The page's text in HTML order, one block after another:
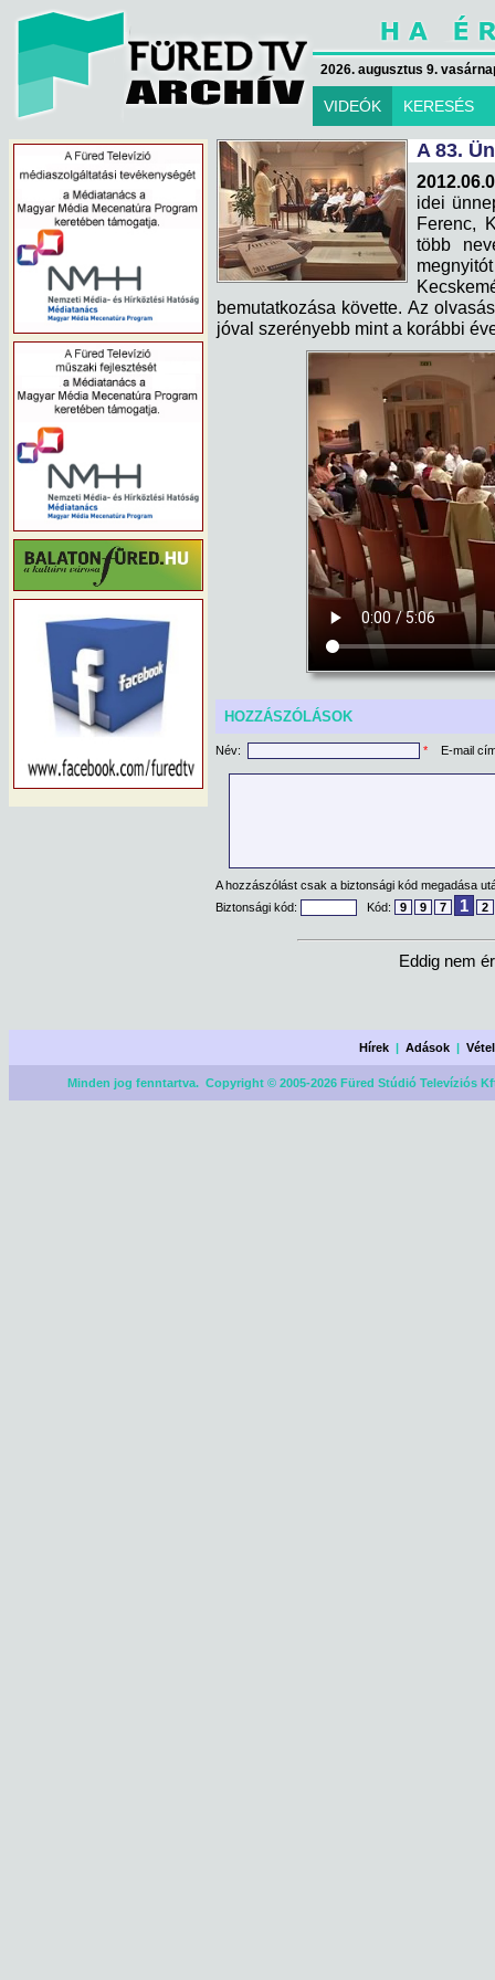
2026. augusztus 9.
VIDEÓK KERESÉS
A 83.
idei
Ferenc,
több
bemutatkozása követte. Az
jóval szerényebb mint a korábbi
HOZZÁSZÓLÁSOK
Név: * E-mail
A hozzászólást csak a biztonsági kód megadása
Biztonsági kód:
Kód: 9 9 7 1 2
Eddig nem
Hírek |Adások |
Minden jog fenntartva. Copyright © 2005-2026 Füred Stúdió Televíziós